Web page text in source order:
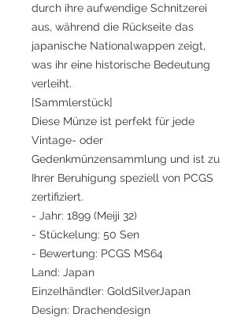
durch ihre aufwendige Schnitzerei
aus, während die Rückseite das
japanische Nationalwappen zeigt,
was ihr eine historische Bedeutung
verleiht.
[Sammlerstück]
Diese Münze ist perfekt für jede
Vintage- oder
Gedenkmünzensammlung und ist zu
Ihrer Beruhigung speziell von PCGS
zertifiziert.
- Jahr: 1899 (Meiji 32)
- Stückelung: 50 Sen
- Bewertung: PCGS MS64
Land: Japan
Einzelhändler: GoldSilverJapan
Design: Drachendesign